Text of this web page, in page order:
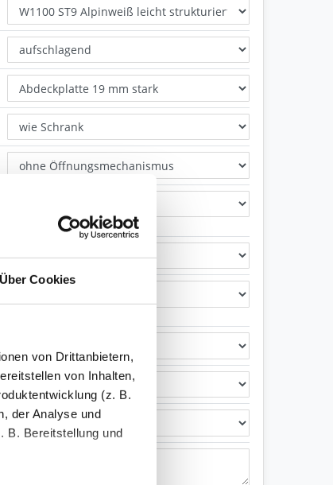
Über Cookies
von Drittanbietern,
von Inhalten,
(z. B.
der Analyse und
B. Bereitstellung und